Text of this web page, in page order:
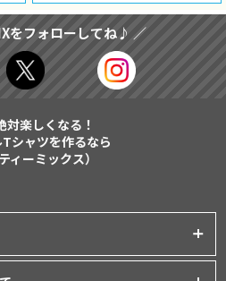
をフォローしてね♪ ／
対楽しくなる！
シャツを作るなら
ィーミックス）